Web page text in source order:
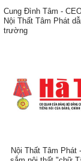
Cung Đình Tâm -
Nội Thất Tâm Phát
trường
Nội Thất Tâm Phát